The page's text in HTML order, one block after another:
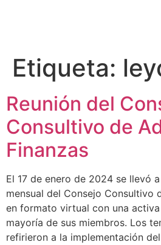
Etiqueta:
Reunión del
Consultivo de
Finanzas
El 17 de enero de 2024 se llevó
mensual del Consejo Consultivo
en formato virtual con una
mayoría de sus miembros. Los
refirieron a la implementación del